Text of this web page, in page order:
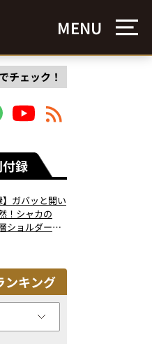
MENU
チェック！
録
】ガバッと開い
！シャカの
ショルダーバ
ンキング